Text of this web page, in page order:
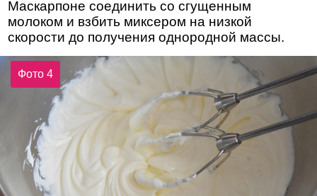
Маскарпоне соединить со сгущенным
молоком и взбить миксером на низкой
скорости до получения однородной массы.
Фото 4